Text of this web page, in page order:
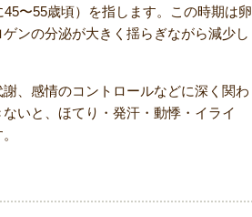
〜55歳頃）を指します。この時期は卵
ンの分泌が大きく揺らぎながら減少し
、感情のコントロールなどに深く関わ
いと、ほてり・発汗・動悸・イライ